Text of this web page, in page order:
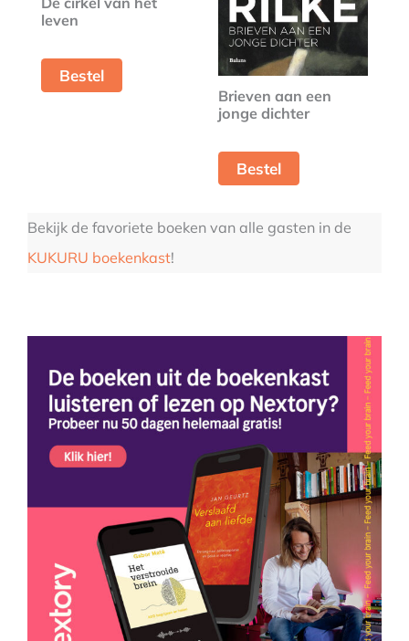
leven
Bestel
Brieven aan een
jonge dichter
Bestel
Bekijk de favoriete boeken van alle gasten in de
KUKURU boekenkast!